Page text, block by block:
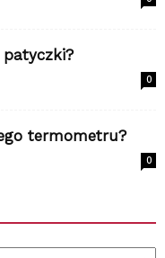
0
termometru?
0